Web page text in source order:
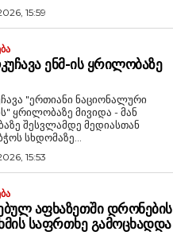
15:59
ᲔᲜᲛ-ᲘᲡ ᲧᲠᲘᲚᲝᲑᲐᲖᲔ
"ერთიანი ნაციონალური
ყრილობაზე მივიდა - მან
შესვლამდე მედიასთან
სხდომაზე...
15:53
ᲐᲤᲮᲐᲖᲔᲗᲨᲘ ᲓᲠᲝᲜᲔᲑᲘᲡ
ᲡᲐᲤᲠᲗᲮᲔ ᲒᲐᲛᲝᲪᲮᲐᲓᲓᲐ